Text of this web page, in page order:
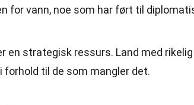
for vann, noe som har ført til
en strategisk ressurs. Land med
forhold til de som mangler det.